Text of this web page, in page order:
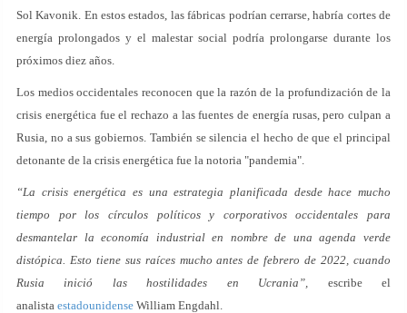
Sol Kavonik. En estos estados, las fábricas podrían cerrarse, habría cortes de
energía prolongados y el malestar social podría prolongarse durante los
próximos diez años.
Los medios occidentales reconocen que la razón de la profundización de la
crisis energética fue el rechazo a las fuentes de energía rusas, pero culpan a
Rusia, no a sus gobiernos. También se silencia el hecho de que el principal
detonante de la crisis energética fue la notoria "pandemia".
“La crisis energética es una estrategia planificada desde hace mucho
tiempo por los círculos políticos y corporativos occidentales para
desmantelar la economía industrial en nombre de una agenda verde
distópica. Esto tiene sus raíces mucho antes de febrero de 2022, cuando
Rusia inició las hostilidades en Ucrania”,
escribe el
analista estadounidense William Engdahl.